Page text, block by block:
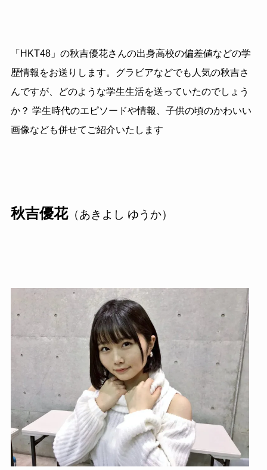
「HKT48」の秋吉優花さんの出身高校の偏差値などの学
歴情報をお送りします。グラビアなどでも人気の秋吉さ
んですが、どのような学生生活を送っていたのでしょう
か？ 学生時代のエピソードや情報、子供の頃のかわいい
画像なども併せてご紹介いたします
秋吉優花（あきよし ゆうか）